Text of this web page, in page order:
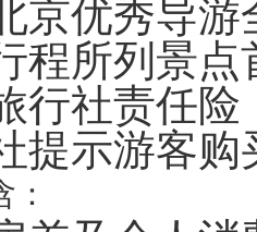
京优秀导游
程所列景点
行社责任
提示游客